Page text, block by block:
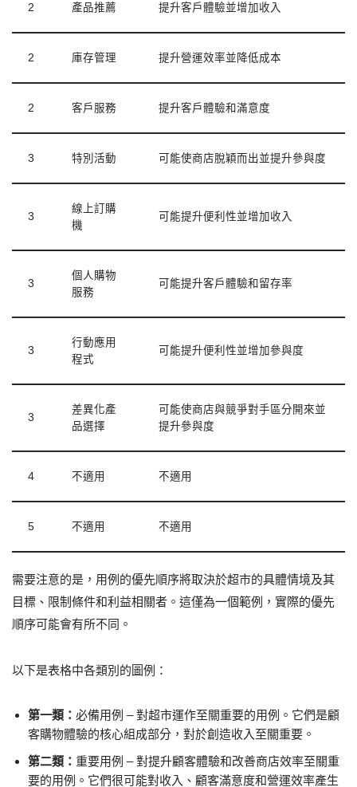
2 產品推薦 提升客戶體驗並增加收入
2 庫存管理 提升營運效率並降低成本
2 客戶服務 提升客戶體驗和滿意度
3 特別活動 可能使商店脫穎而出並提升參與度
3
線上訂購
機
可能提升便利性並增加收入
3
個人購物
服務
可能提升客戶體驗和留存率
3
行動應用
程式
可能提升便利性並增加參與度
3
差異化產
品選擇
可能使商店與競爭對手區分開來並
提升參與度
4 不適用 不適用
5 不適用 不適用
需要注意的是，用例的優先順序將取決於超市的具體情境及其
目標、限制條件和利益相關者。這僅為一個範例，實際的優先
順序可能會有所不同。
以下是表格中各類別的圖例：
第一類： 必備用例 – 對超市運作至關重要的用例。它們是顧
客購物體驗的核心組成部分，對於創造收入至關重要。
第二類： 重要用例 – 對提升顧客體驗和改善商店效率至關重
要的用例。它們很可能對收入、顧客滿意度和營運效率產生